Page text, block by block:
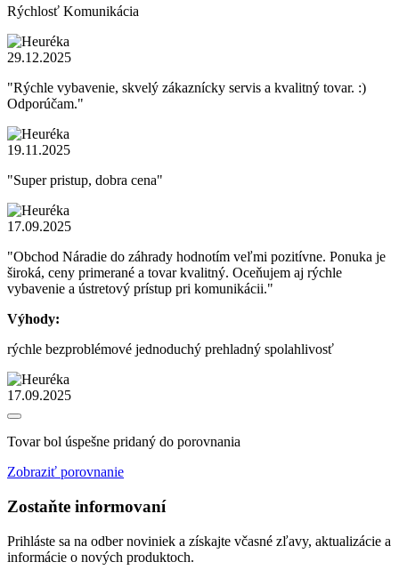
Rýchlosť Komunikácia
29.12.2025
"Rýchle vybavenie, skvelý zákaznícky servis a kvalitný tovar. :)
Odporúčam."
19.11.2025
"Super pristup, dobra cena"
17.09.2025
"Obchod Náradie do záhrady hodnotím veľmi pozitívne. Ponuka je
široká, ceny primerané a tovar kvalitný. Oceňujem aj rýchle
vybavenie a ústretový prístup pri komunikácii."
Výhody:
rýchle bezproblémové jednoduchý prehladný spolahlivosť
17.09.2025
Tovar bol úspešne pridaný do porovnania
Zobraziť porovnanie
Zostaňte informovaní
Prihláste sa na odber noviniek a získajte včasné zľavy, aktualizácie a
informácie o nových produktoch.